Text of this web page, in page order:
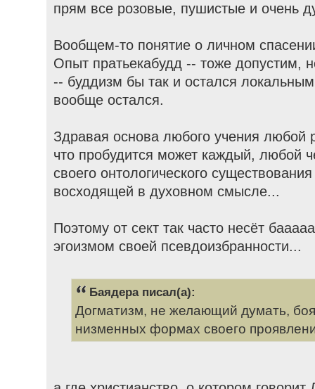
прям все розовые, пушистые и очень
Вообщем-то понятие о личном
Опыт пратьекабудд -- тоже допустим,
-- буддизм бы так и остался
вообще остался.
Здравая основа любого учения любой
что пробудится может каждый, любой
своего онтологического
восходящей в духовном смысле...
Поэтому от сект так часто несёт
эгоизмом своей псевдоизбранности...
Баядера писал(а):
Догматизм, не желающий думать,
низменных формах своего